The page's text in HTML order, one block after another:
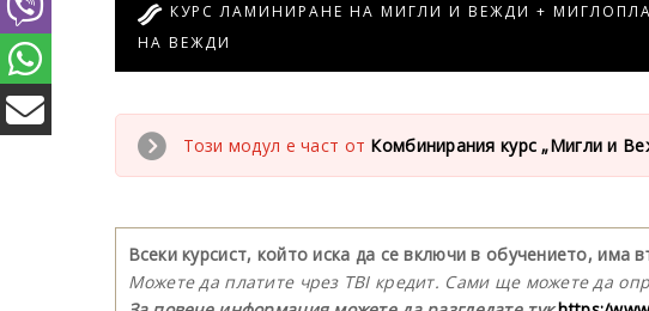
КУРС ЛАМИНИРАНЕ НА МИГЛИ И ВЕЖДИ +
НА ВЕЖДИ
Този модул е част от Комбинирания курс „Мигли и
Всеки курсист, който иска да се включи в обучението,
Можете да платите чрез TBI кредит. Сами ще можете да